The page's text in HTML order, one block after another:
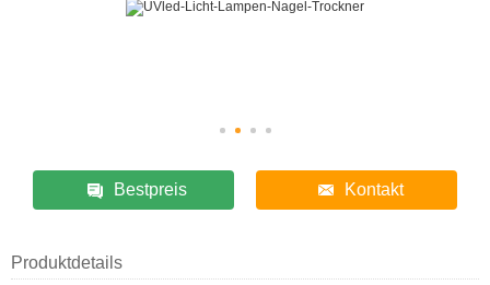
Bestpreis Kontakt
Produktdetails